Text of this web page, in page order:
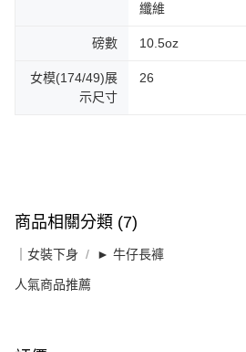
纖維
磅數 10.5oz
女模(174/49)展
示尺寸
26
商品相關分類 (7)
｜女裝下身 ► 牛仔長褲
人氣商品推薦